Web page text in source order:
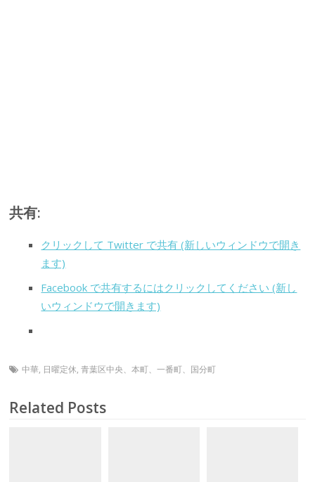
共有:
クリックして Twitter で共有 (新しいウィンドウで開き
ます)
Facebook で共有するにはクリックしてください (新し
いウィンドウで開きます)
中華, 日曜定休,青葉区中央、本町、一番町、国分町
Related Posts